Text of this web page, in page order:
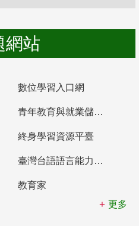
網站
數位學習入口網
青年教育與就業儲蓄帳戶
終身學習資源平臺
臺灣台語語言能力認證網站
教育家
更多